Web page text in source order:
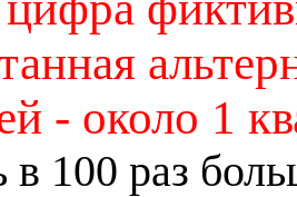
- около 1
в 100 раз